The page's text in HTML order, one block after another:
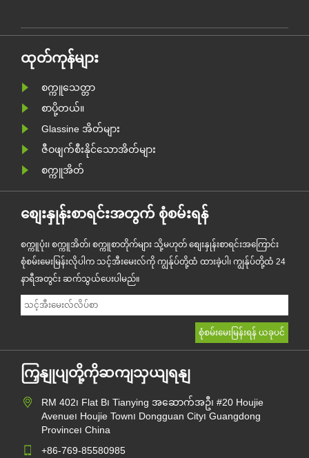
တစ်
Glassine Paper Bag စီးရီးကို တရားဝင်
ထုတ်ကုန်များ
စက္ကူသေတ္တာ
စာပို့တယ်။
Glassine အိတ်များ
ဇီဝဖျက်စီးနိုင်သောအိတ်များ
စက္ကူအိတ်
စျေးနှုန်းစာရင်းအတွက် စုံစမ်းရန်
စက္ကူပုံး၊ စက္ကူအိတ်၊ စက္ကူစာတိုက်များ သို့မဟုတ် စျေးနှုန်းစာရင်းအကြောင်း
စုံစမ်းမေးမြန်းလိုပါက သင့်အီးမေးလ်ကို ကျွန်ုပ်တို့ထံ ထားခဲ့ပါ၊ ကျွန်ုပ်တို့ထံ 24
နာရီအတွင်း ဆက်သွယ်ပေးပါမည်။
ကြှနျုပျတို့ကိုဆကျသှယျရနျ
RM 402၊ Flat B၊ Tianying အဆောက်အဦ၊ #20 Houjie
Avenue၊ Houjie Town၊ Dongguan City၊ Guangdong
Province၊ China
+86-769-85580985